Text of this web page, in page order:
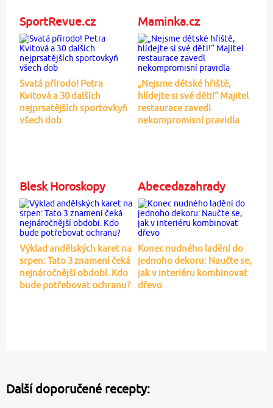
SportRevue.cz
Svatá přírodo! Petra
Kvitová a 30 dalších
nejprsatějších sportovkyň
všech dob
Maminka.cz
„Nejsme dětské hřiště,
hlídejte si své děti!“ Majitel
restaurace zavedl
nekompromisní pravidla
Blesk Horoskopy
Výklad andělských karet na
srpen: Tato 3 znamení čeká
nejnáročnější období. Kdo
bude potřebovat ochranu?
Abecedazahrady
Konec nudného ladění do
jednoho dekoru: Naučte se,
jak v interiéru kombinovat
dřevo
Další doporučené recepty: